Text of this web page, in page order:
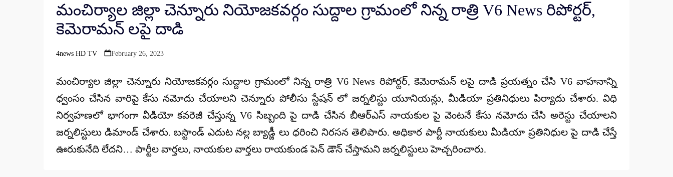
మంచిర్యాల జిల్లా చెన్నూరు నియోజకవర్గం సుద్దాల గ్రామంలో నిన్న రాత్రి V6 News రిపోర్టర్,
కెమెరామన్ లపై దాడి
Posted
4news HD TV February 26, 2023
మంచిర్యాల జిల్లా చెన్నూరు నియోజకవర్గం సుద్దాల గ్రామంలో నిన్న రాత్రి V6 News రిపోర్టర్, కెమెరామన్ లపై దాడి ప్రయత్నం చేసి V6 వాహనాన్ని
ధ్వంసం చేసిన వారిపై కేసు నమోదు చేయాలని చెన్నూరు పోలీసు స్టేషన్ లో జర్నలిస్టు యూనియన్లు, మీడియా ప్రతినిధులు పిర్యాదు చేశారు. విధి
నిర్వహణలో భాగంగా వీడియో కవరెజీ చేస్తున్న V6 సిబ్బంది పై దాడి చేసిన బీఆర్ఎస్ నాయకుల పై వెంటనే కేసు నమోదు చేసి అరెస్టు చేయాలని
జర్నలిస్టులు డిమాండ్ చేశారు. బస్టాండ్ ఎదుట నల్ల బ్యాడ్జీ లు ధరించి నిరసన తెలిపారు. అధికార పార్టీ నాయకులు మీడియా ప్రతినిధుల పై దాడి చేస్తే
ఊరుకునేది లేదని… పార్టీల వార్తలు, నాయకుల వార్తలు రాయకుండ పెన్ డౌన్ చేస్తామని జర్నలిస్టులు హెచ్చరించారు.